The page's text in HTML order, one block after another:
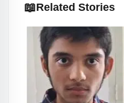
📖Related Stories